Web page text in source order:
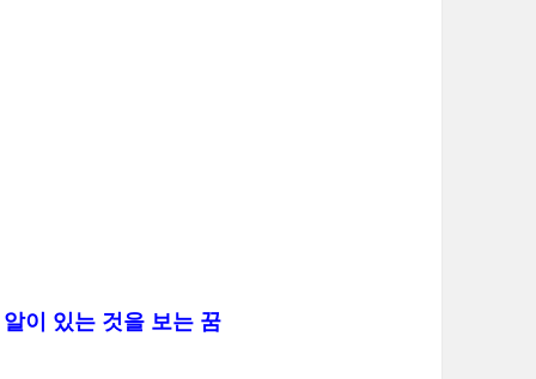
이 있는 것을 보는 꿈